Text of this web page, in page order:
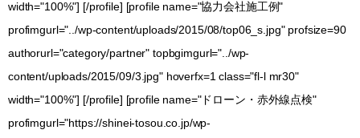
width="100%"] [/profile] [profile name="協力会社施工例"
profimgurl="../wp-content/uploads/2015/08/top06_s.jpg" profsize=90
authorurl="category/partner" topbgimgurl="../wp-
content/uploads/2015/09/3.jpg" hoverfx=1 class="fl-l mr30"
width="100%"] [/profile] [profile name="ドローン・赤外線点検"
profimgurl="https://shinei-tosou.co.jp/wp-